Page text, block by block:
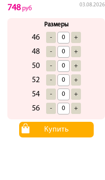
03.08.2026
748руб
Размеры
46 - +
48 - +
50 - +
52 - +
54 - +
56 - +
Купить